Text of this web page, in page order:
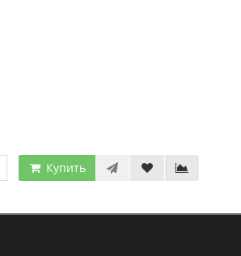
Купить